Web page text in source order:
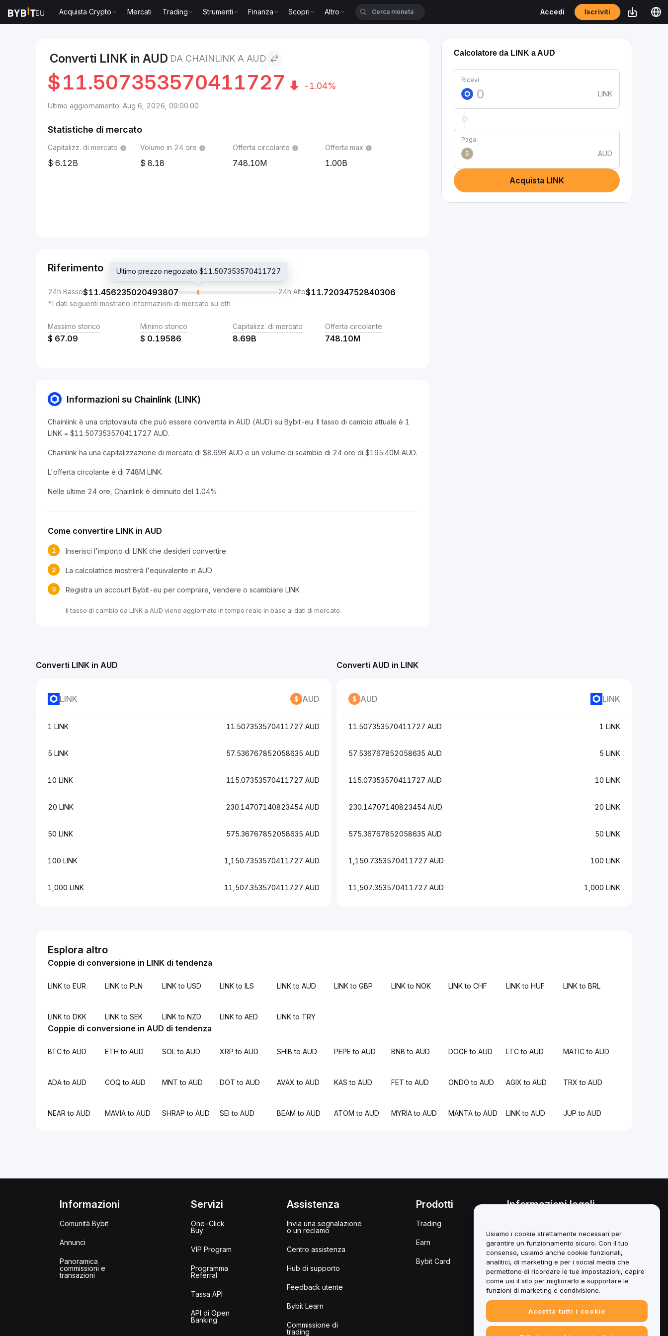
Acquista Crypto Mercati Trading Strumenti Finanza Scopri Altro Accedi Iscriviti
Converti LINK in AUD DA CHAINLINK A AUD
$11.507353570411727 -1.04%
Ultimo aggiornamento: Aug 6, 2026, 09:00:00
Statistiche di mercato
Capitalizz. di mercato
6.12B
Volume in 24 ore
8.18
Offerta circolante
748.10M
Offerta max
1.00B
Riferimento
24h Basso$11.456235020493807
Ultimo prezzo negoziato $11.507353570411727
24h Alto$11.72034752840306
*I dati seguenti mostrano informazioni di mercato su eth
Massimo storico
$ 67.09
Minimo storico
$ 0.19586
Capitalizz. di mercato
8.69B
Offerta circolante
748.10M
Informazioni su Chainlink (LINK)
Chainlink è una criptovaluta che può essere convertita in AUD (AUD) su Bybit-eu. Il tasso di cambio attuale è 1
LINK = $11.507353570411727 AUD.
Chainlink ha una capitalizzazione di mercato di $8.69B AUD e un volume di scambio di 24 ore di $195.40M AUD.
L'offerta circolante è di 748M LINK.
Nelle ultime 24 ore, Chainlink è diminuito del 1.04%.
Come convertire LINK in AUD
1 Inserisci l'importo di LINK che desideri convertire
2 La calcolatrice mostrerà l'equivalente in AUD
3 Registra un account Bybit-eu per comprare, vendere o scambiare LINK
Il tasso di cambio da LINK a AUD viene aggiornato in tempo reale in base ai dati di mercato.
Calcolatore da LINK a AUD
Ricevi
LINK
Paga
$
AUD
Acquista LINK
Converti LINK in AUD
LINK AUD
1 LINK 11.507353570411727 AUD
5 LINK 57.536767852058635 AUD
10 LINK 115.07353570411727 AUD
20 LINK 230.14707140823454 AUD
50 LINK 575.36767852058635 AUD
100 LINK 1,150.7353570411727 AUD
1,000 LINK 11,507.353570411727 AUD
Converti AUD in LINK
AUD LINK
11.507353570411727 AUD 1 LINK
57.536767852058635 AUD 5 LINK
115.07353570411727 AUD 10 LINK
230.14707140823454 AUD 20 LINK
575.36767852058635 AUD 50 LINK
1,150.7353570411727 AUD 100 LINK
11,507.353570411727 AUD 1,000 LINK
Esplora altro
Coppie di conversione in LINK di tendenza
LINK to EUR LINK to PLN LINK to USD LINK to ILS LINK to AUD LINK to GBP LINK to NOK LINK to CHF LINK to HUF LINK to BRL
LINK to DKK LINK to SEK LINK to NZD LINK to AED LINK to TRY
Coppie di conversione in AUD di tendenza
BTC to AUD ETH to AUD SOL to AUD XRP to AUD SHIB to AUD PEPE to AUD BNB to AUD DOGE to AUD LTC to AUD MATIC to AUD
ADA to AUD COQ to AUD MNT to AUD DOT to AUD AVAX to AUD KAS to AUD FET to AUD ONDO to AUD AGIX to AUD TRX to AUD
NEAR to AUD MAVIA to AUD SHRAP to AUD SEI to AUD BEAM to AUD ATOM to AUD MYRIA to AUD MANTA to AUD LINK to AUD JUP to AUD
Informazioni
Comunità Bybit
Annunci
Panoramica
commissioni e
transazioni
Servizi
One-Click
Buy
VIP Program
Programma
Referral
Tassa API
API di Open
Banking
Assistenza
Invia una segnalazione
o un reclamo
Centro assistenza
Hub di supporto
Feedback utente
Bybit Learn
Commissione di
trading
Prodotti
Trading
Earn
Bybit Card
Informazioni legali
Sintesi della *Custody and
Administration Policy*
Informazioni ESG
Libri bianchi degli asset Crypto
Usiamo i cookie strettamente necessari per
garantire un funzionamento sicuro. Con il tuo
consenso, usiamo anche cookie funzionali,
analitici, di marketing e per i social media che
permettono di ricordare le tue impostazioni, capire
come usi il sito per migliorarlo e supportare le
funzioni di marketing e condivisione.
Accetta tutti i cookie